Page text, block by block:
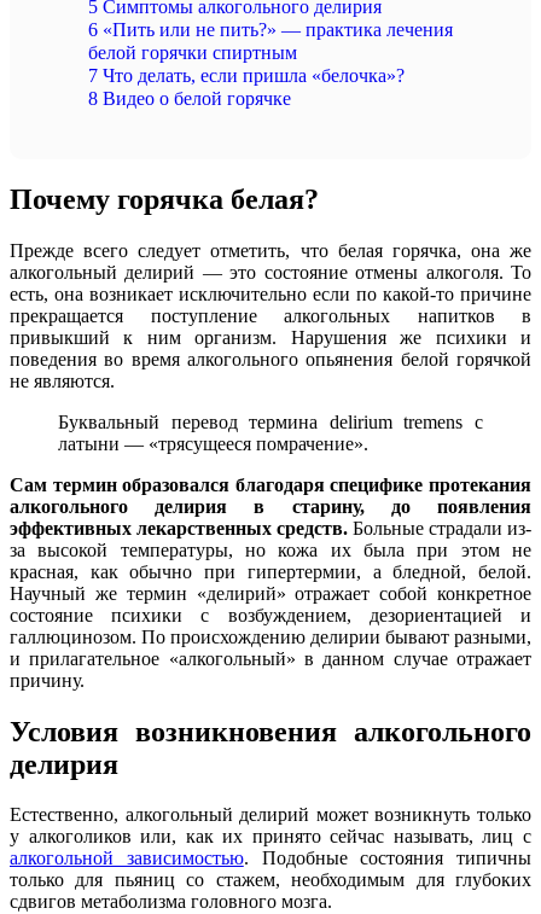
5 Симптомы алкогольного делирия
6 «Пить или не пить?» — практика лечения
белой горячки спиртным
7 Что делать, если пришла «белочка»?
8 Видео о белой горячке
Почему горячка белая?
Прежде всего следует отметить, что белая горячка, она же
алкогольный делирий — это состояние отмены алкоголя. То
есть, она возникает исключительно если по какой-то причине
прекращается поступление алкогольных напитков в
привыкший к ним организм. Нарушения же психики и
поведения во время алкогольного опьянения белой горячкой
не являются.
Буквальный перевод термина delirium tremens с
латыни — «трясущееся помрачение».
Сам термин образовался благодаря специфике протекания
алкогольного делирия в старину, до появления
эффективных лекарственных средств. Больные страдали из-
за высокой температуры, но кожа их была при этом не
красная, как обычно при гипертермии, а бледной, белой.
Научный же термин «делирий» отражает собой конкретное
состояние психики с возбуждением, дезориентацией и
галлюцинозом. По происхождению делирии бывают разными,
и прилагательное «алкогольный» в данном случае отражает
причину.
Условия возникновения алкогольного
делирия
Естественно, алкогольный делирий может возникнуть только
у алкоголиков или, как их принято сейчас называть, лиц с
алкогольной зависимостью. Подобные состояния типичны
только для пьяниц со стажем, необходимым для глубоких
сдвигов метаболизма головного мозга.